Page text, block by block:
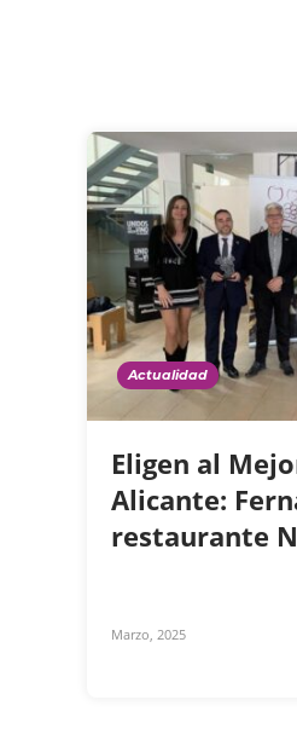
Actualidad
Eligen al
Alicante:
restaurante
Marzo, 2025